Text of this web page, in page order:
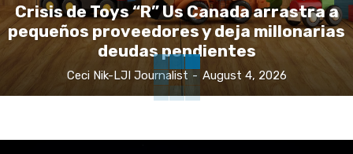
Crisis de Toys “R” Us Canada arrastra a
pequeños proveedores y deja millonarias
deudas pendientes
Ceci Nik-LJI Journalist - August 4, 2026